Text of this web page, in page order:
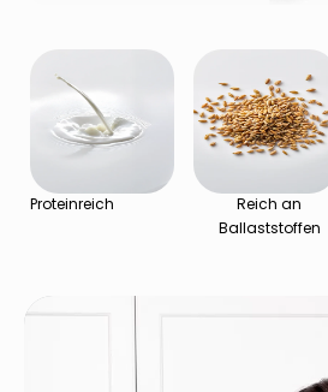
Proteinreich
Reich an
Ballaststoffen